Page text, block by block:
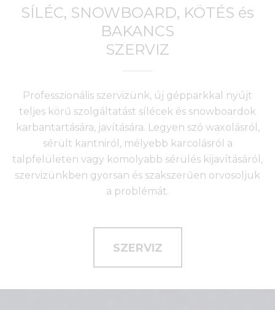
SÍLÉC, SNOWBOARD, KÖTÉS és
BAKANCS
SZERVIZ
Professzionális szervizünk, új gépparkkal nyújt
teljes körű szolgáltatást sílécek és snowboardok
karbantartására, javítására. Legyen szó waxolásról,
sérült kantniról, mélyebb karcolásról a
talpfelületen vagy komolyabb sérülés kijavításáról,
szervizünkben gyorsan és szakszerűen orvosoljuk
a problémát.
SZERVIZ